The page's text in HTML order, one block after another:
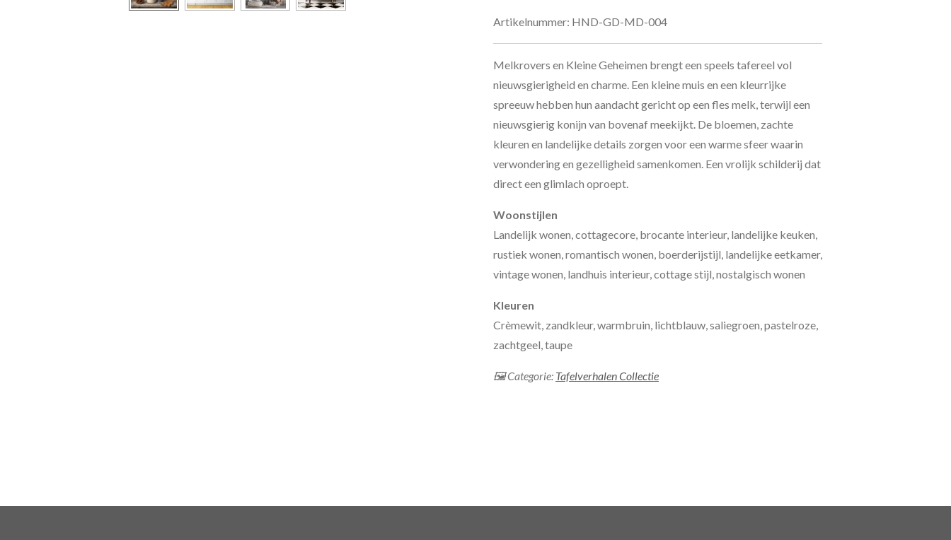
Artikelnummer: HND-GD-MD-004
Melkrovers en Kleine Geheimen brengt een speels tafereel vol
nieuwsgierigheid en charme. Een kleine muis en een kleurrijke
spreeuw hebben hun aandacht gericht op een fles melk, terwijl een
nieuwsgierig konijn van bovenaf meekijkt. De bloemen, zachte
kleuren en landelijke details zorgen voor een warme sfeer waarin
verwondering en gezelligheid samenkomen. Een vrolijk schilderij dat
direct een glimlach oproept.
Woonstijlen
Landelijk wonen, cottagecore, brocante interieur, landelijke keuken,
rustiek wonen, romantisch wonen, boerderijstijl, landelijke eetkamer,
vintage wonen, landhuis interieur, cottage stijl, nostalgisch wonen
Kleuren
Crèmewit, zandkleur, warmbruin, lichtblauw, saliegroen, pastelroze,
zachtgeel, taupe
🖼 Categorie: Tafelverhalen Collectie